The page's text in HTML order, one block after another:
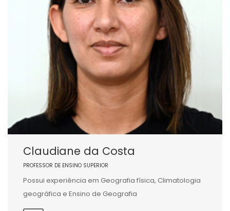
Claudiane da Costa
PROFESSOR DE ENSINO SUPERIOR
Possui experiência em Geografia física, Climatologia
geográfica e Ensino de Geografia